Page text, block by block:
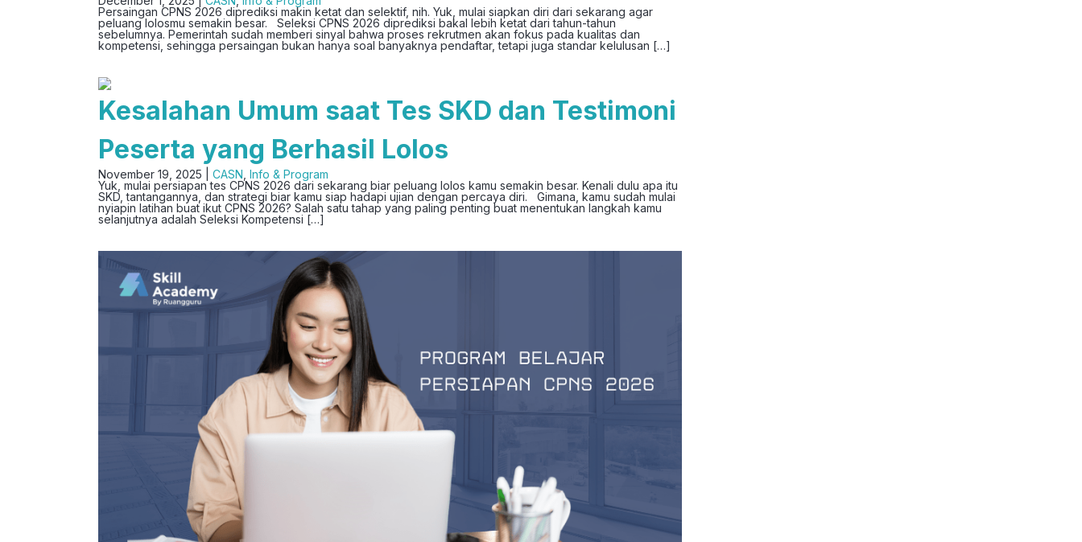
Persaingan CPNS 2026 diprediksi makin ketat dan selektif, nih. Yuk, mulai siapkan diri dari sekarang agar
peluang lolosmu semakin besar. Seleksi CPNS 2026 diprediksi bakal lebih ketat dari tahun-tahun
sebelumnya. Pemerintah sudah memberi sinyal bahwa proses rekrutmen akan fokus pada kualitas dan
kompetensi, sehingga persaingan bukan hanya soal banyaknya pendaftar, tetapi juga standar kelulusan […]
Kesalahan Umum saat Tes SKD dan Testimoni
Peserta yang Berhasil Lolos
November 19, 2025 | CASN Info & Program
Yuk, mulai persiapan tes CPNS 2026 dari sekarang biar peluang lolos kamu semakin besar. Kenali dulu apa itu
SKD, tantangannya, dan strategi biar kamu siap hadapi ujian dengan percaya diri. Gimana, kamu sudah mulai
nyiapin latihan buat ikut CPNS 2026? Salah satu tahap yang paling penting buat menentukan langkah kamu
selanjutnya adalah Seleksi Kompetensi […]